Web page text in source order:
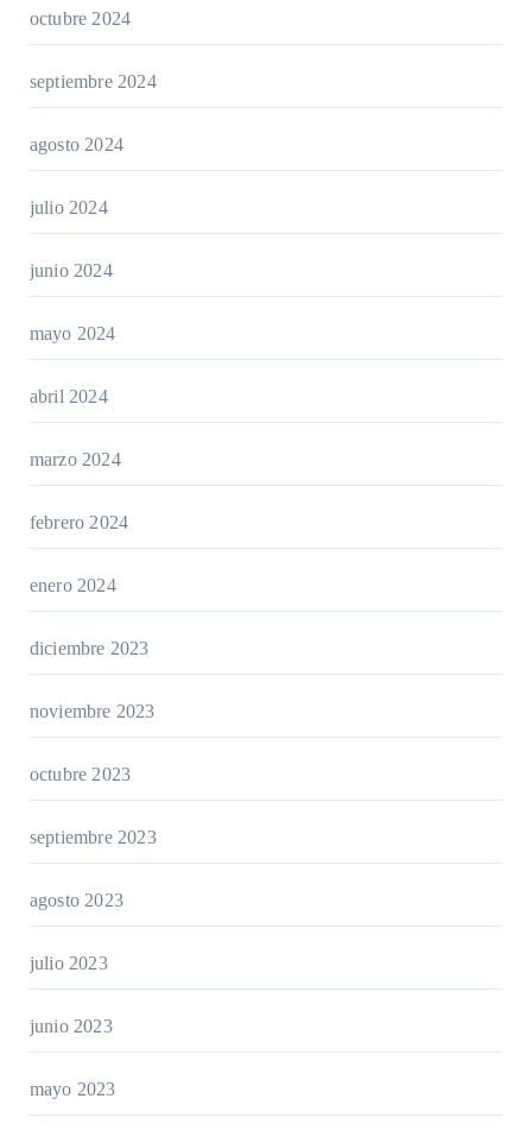
octubre 2024
septiembre 2024
agosto 2024
julio 2024
junio 2024
mayo 2024
abril 2024
marzo 2024
febrero 2024
enero 2024
diciembre 2023
noviembre 2023
octubre 2023
septiembre 2023
agosto 2023
julio 2023
junio 2023
mayo 2023